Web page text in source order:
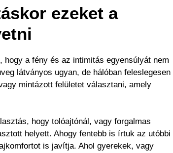
ezeket a
hogy a fény és az intimitás egyensúlyát nem
látványos ugyan, de hálóban feleslegesen
mintázott felületet választani, amely
hogy tolóajtónál, vagy forgalmas
helyett. Ahogy fentebb is írtuk az utóbbi
is javítja. Ahol gyerekek, vagy